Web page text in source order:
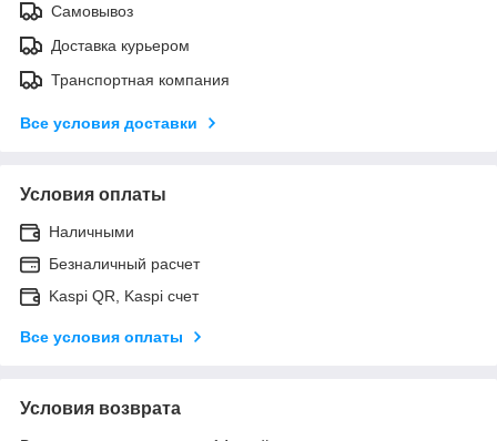
Самовывоз
Доставка курьером
Транспортная компания
Все условия доставки
Условия оплаты
Наличными
Безналичный расчет
Kaspi QR, Kaspi счет
Все условия оплаты
Условия возврата